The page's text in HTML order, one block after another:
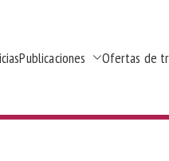
Publicaciones Ofertas de